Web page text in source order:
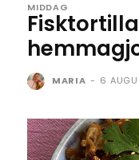
MIDDAG
MARIA - 6